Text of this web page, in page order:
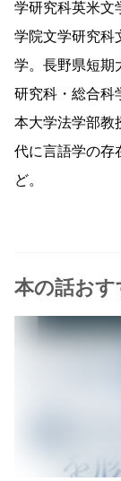
学研究科英米文
学院文学研究科
学。長野県短期
研究科・総合科
本大学法学部教
代に言語学の存
ど。
本の話おす